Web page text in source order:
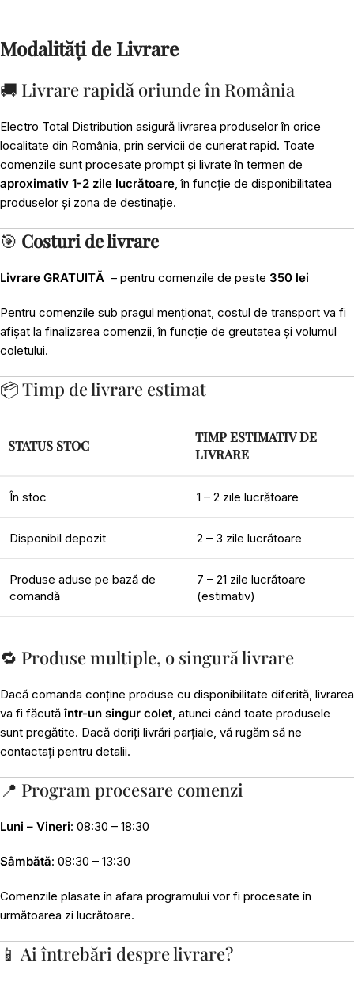
Modalități de Livrare
🚚 Livrare rapidă oriunde în România
Electro Total Distribution asigură livrarea produselor în orice
localitate din România, prin servicii de curierat rapid. Toate
comenzile sunt procesate prompt și livrate în termen de
aproximativ 1-2 zile lucrătoare, în funcție de disponibilitatea
produselor și zona de destinație.
🎯 Costuri de livrare
Livrare GRATUITĂ – pentru comenzile de peste 350 lei
Pentru comenzile sub pragul menționat, costul de transport va fi
afișat la finalizarea comenzii, în funcție de greutatea și volumul
coletului.
📦 Timp de livrare estimat
STATUS STOC
TIMP ESTIMATIV DE
LIVRARE
În stoc 1 – 2 zile lucrătoare
Disponibil depozit 2 – 3 zile lucrătoare
Produse aduse pe bază de
comandă
7 – 21 zile lucrătoare
(estimativ)
🔁 Produse multiple, o singură livrare
Dacă comanda conține produse cu disponibilitate diferită, livrarea
va fi făcutăîntr-un singur colet, atunci când toate produsele
sunt pregătite. Dacă doriți livrări parțiale, vă rugăm să ne
contactați pentru detalii.
📍 Program procesare comenzi
Luni – Vineri: 08:30 – 18:30
Sâmbătă: 08:30 – 13:30
Comenzile plasate în afara programului vor fi procesate în
următoarea zi lucrătoare.
📱 Ai întrebări despre livrare?